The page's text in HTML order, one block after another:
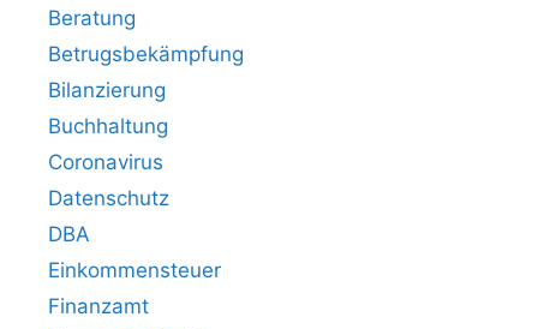
Beratung
Betrugsbekämpfung
Bilanzierung
Buchhaltung
Coronavirus
Datenschutz
DBA
Einkommensteuer
Finanzamt